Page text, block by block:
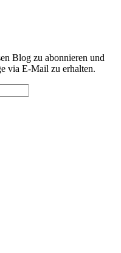
Blog zu abonnieren und
via E-Mail zu erhalten.